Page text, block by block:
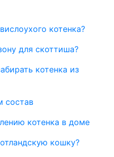
котенка?
для скоттиша?
котенка из
состав
котенка в доме
кошку?